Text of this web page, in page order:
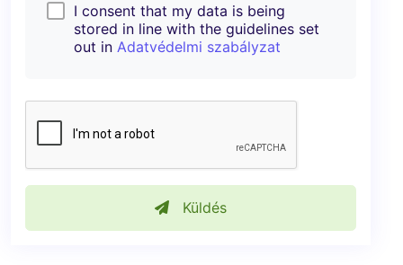
I consent that my data is being
stored in line with the guidelines set
out in Adatvédelmi szabályzat
Küldés